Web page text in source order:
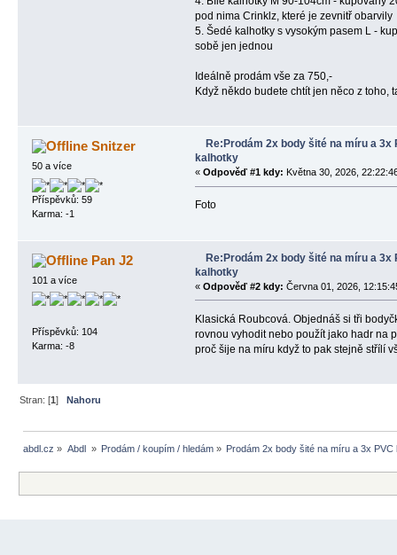
pod nima Crinklz, které je zevnitř obarvily
5. Šedé kalhotky s vysokým pasem L -
sobě jen jednou
Ideálně prodám vše za 750,-
Když někdo budete chtít jen něco z toho,
Snitzer
50 a více
Příspěvků: 59
Karma: -1
Re:Prodám 2x body šité na míru a 3x
kalhotky
« Odpověď #1 kdy: Května 30, 2026,
Foto
Pan J2
101 a více
Příspěvků: 104
Karma: -8
Re:Prodám 2x body šité na míru a 3x
kalhotky
« Odpověď #2 kdy: Června 01, 2026,
Klasická Roubcová. Objednáš si tři
rovnou vyhodit nebo použít jako hadr na
proč šije na míru když to pak stejně střílí
Stran: [1]Nahoru
abdl.cz » Abdl » Prodám / koupím / hledám» Prodám 2x body šité na míru a 3x